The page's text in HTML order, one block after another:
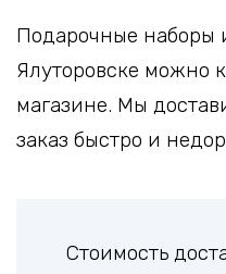
Подарочные наборы
Ялуторовске можно
магазине. Мы
заказ быстро и
Стоимость